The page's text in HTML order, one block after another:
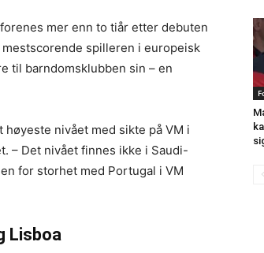
mer enn to tiår etter debuten
spilleren i europeisk
til barndomsklubben sin – en
nivået med sikte på VM i
– Det nivået finnes ikke i Saudi-
for storhet med Portugal i VM
Lisboa